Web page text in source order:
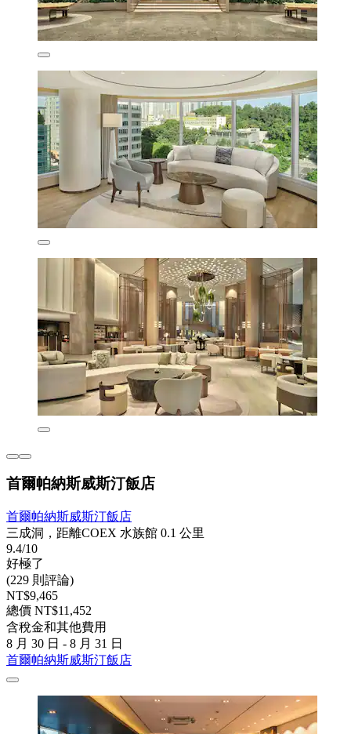
首爾帕納斯威斯汀飯店
首爾帕納斯威斯汀飯店
三成洞，距離COEX 水族館 0.1 公里
9.4/10
好極了
(229 則評論)
NT$9,465
總價 NT$11,452
含稅金和其他費用
8 月 30 日 - 8 月 31 日
首爾帕納斯威斯汀飯店